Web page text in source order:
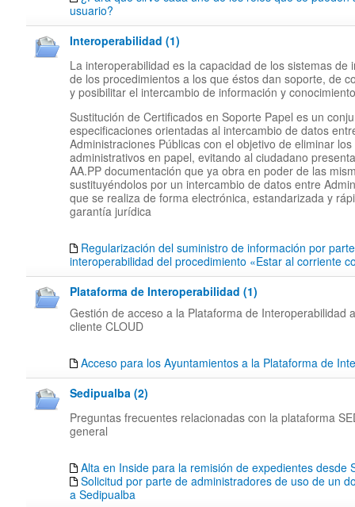
usuario?
Interoperabilidad (1)
La interoperabilidad es la capacidad de los sistemas de
de los procedimientos a los que éstos dan soporte, de
y posibilitar el intercambio de información y
Sustitución de Certificados en Soporte Papel es un
especificaciones orientadas al intercambio de datos
Administraciones Públicas con el objetivo de eliminar
administrativos en papel, evitando al ciudadano
AA.PP documentación que ya obra en poder de las
sustituyéndolos por un intercambio de datos entre
que se realiza de forma electrónica, estandarizada y
garantía jurídica
Regularización del suministro de información por
interoperabilidad del procedimiento «Estar al corriente
Plataforma de Interoperabilidad (1)
Gestión de acceso a la Plataforma de Interoperabilidad
cliente CLOUD
Acceso para los Ayuntamientos a la Plataforma de
Sedipualba (2)
Preguntas frecuentes relacionadas con la plataforma
general
Alta en Inside para la remisión de expedientes desde
Solicitud por parte de administradores de uso de un
a Sedipualba